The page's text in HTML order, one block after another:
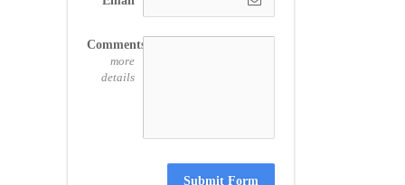
Comments
more
details
Submit Form